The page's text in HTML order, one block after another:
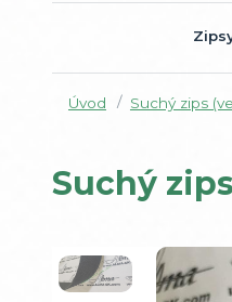
Úvod Suchý zips
Suchý